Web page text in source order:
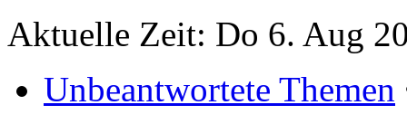
Aktuelle Zeit: Do 6. Aug
Unbeantwortete Themen